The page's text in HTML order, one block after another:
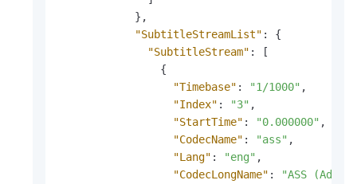
} ,
"SubtitleStreamList" :
{
"SubtitleStream" :
[
{
"Timebase" : "1/1000" ,
"Index" : "3" ,
"StartTime" : "0.000000" ,
"CodecName" : "ass" ,
"Lang" : "eng" ,
"CodecLongName" :
"ASS